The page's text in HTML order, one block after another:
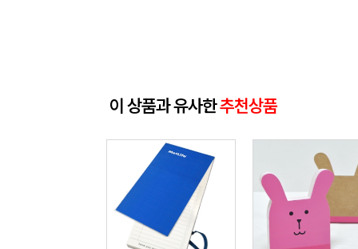
이 상품과 유사한추천상품